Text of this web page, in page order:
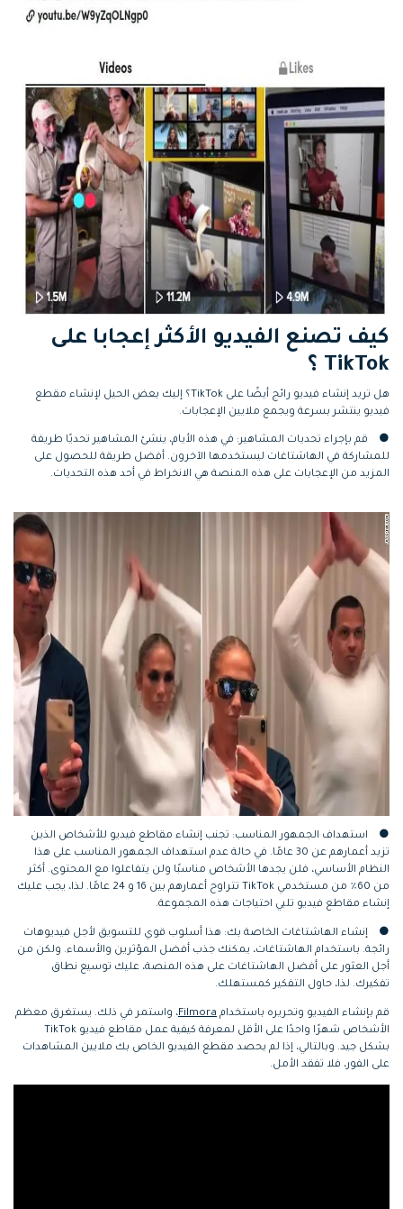
كيف تصنع الفيديو الأكثر إعجابا على
TikTok ؟
هل تريد إنشاء فيديو رائج أيضًا على TikTok؟ إليك بعض الحيل لإنشاء مقطع
فيديو ينتشر بسرعة ويجمع ملايين الإعجابات.
●
قم بإجراء تحديات المشاهير: في هذه الأيام، ينشئ المشاهير تحديًا طريفة
للمشاركة في الهاشتاغات ليستخدمها الآخرون. أفضل طريقة للحصول على
المزيد من الإعجابات على هذه المنصة هي الانخراط في أحد هذه التحديات.
●
استهداف الجمهور المناسب: تجنب إنشاء مقاطع فيديو للأشخاص الذين
تزيد أعمارهم عن 30 عامًا. في حالة عدم استهداف الجمهور المناسب على هذا
النظام الأساسي، فلن يجدها الأشخاص مناسبًا ولن يتفاعلوا مع المحتوى. أكثر
من 60٪ من مستخدمي TikTok تتراوح أعمارهم بين 16 و 24 عامًا. لذا، يجب عليك
إنشاء مقاطع فيديو تلبي احتياجات هذه المجموعة.
●
إنشاء الهاشتاغات الخاصة بك: هذا أسلوب قوي للتسويق لأجل فيديوهات
رائجة. باستخدام الهاشتاغات، يمكنك جذب أفضل المؤثرين والأسماء. ولكن من
أجل العثور على أفضل الهاشتاغات على هذه المنصة، عليك توسيع نطاق
تفكيرك. لذا، حاول التفكير كمستهلك.
قم بإنشاء الفيديو وتحريره باستخدام Filmora، واستمر في ذلك. يستغرق معظم
الأشخاص شهرًا واحدًا على الأقل لمعرفة كيفية عمل مقاطع فيديو TikTok
بشكل جيد. وبالتالي، إذا لم يحصد مقطع الفيديو الخاص بك ملايين المشاهدات
على الفور، فلا تفقد الأمل.